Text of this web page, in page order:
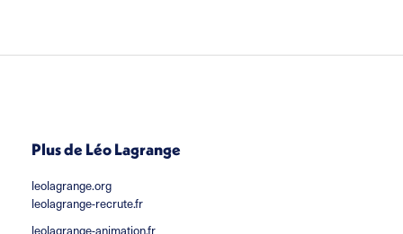
Plus de Léo Lagrange
leolagrange.org
leolagrange-recrute.fr
leolagrange-animation.fr